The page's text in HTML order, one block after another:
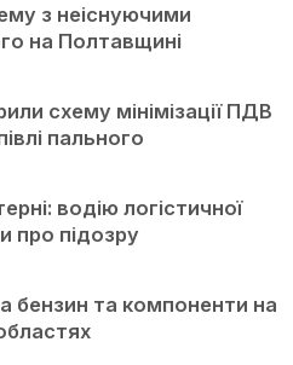
з неіснуючими
на Полтавщині
схему мінімізації ПДВ
пального
водію логістичної
про підозру
бензин та компоненти на